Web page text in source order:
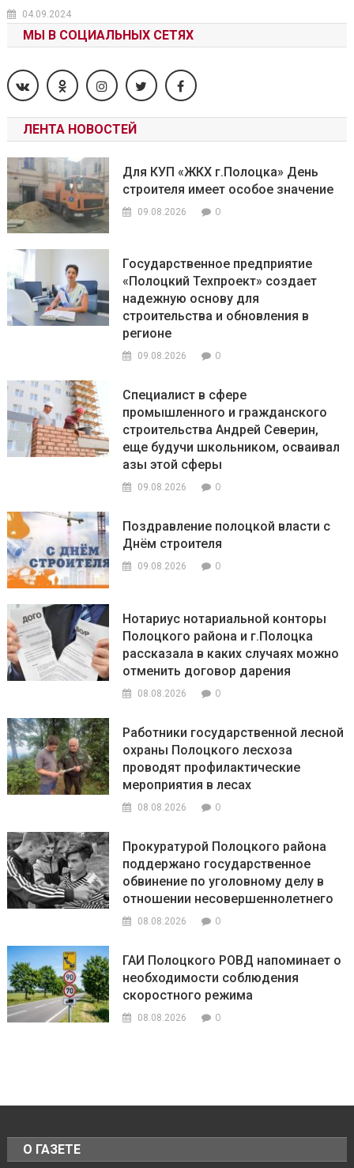
04.09.2024
МЫ В СОЦИАЛЬНЫХ СЕТЯХ
ЛЕНТА НОВОСТЕЙ
Для КУП «ЖКХ г.Полоцка» День
строителя имеет особое значение
09.08.2026 0
Государственное предприятие
«Полоцкий Техпроект» создает
надежную основу для
строительства и обновления в
регионе
09.08.2026 0
Специалист в сфере
промышленного и гражданского
строительства Андрей Северин,
еще будучи школьником, осваивал
азы этой сферы
09.08.2026 0
Поздравление полоцкой власти с
Днём строителя
09.08.2026 0
Нотариус нотариальной конторы
Полоцкого района и г.Полоцка
рассказала в каких случаях можно
отменить договор дарения
08.08.2026 0
Работники государственной лесной
охраны Полоцкого лесхоза
проводят профилактические
мероприятия в лесах
08.08.2026 0
Прокуратурой Полоцкого района
поддержано государственное
обвинение по уголовному делу в
отношении несовершеннолетнего
08.08.2026 0
ГАИ Полоцкого РОВД напоминает о
необходимости соблюдения
скоростного режима
08.08.2026 0
О ГАЗЕТЕ